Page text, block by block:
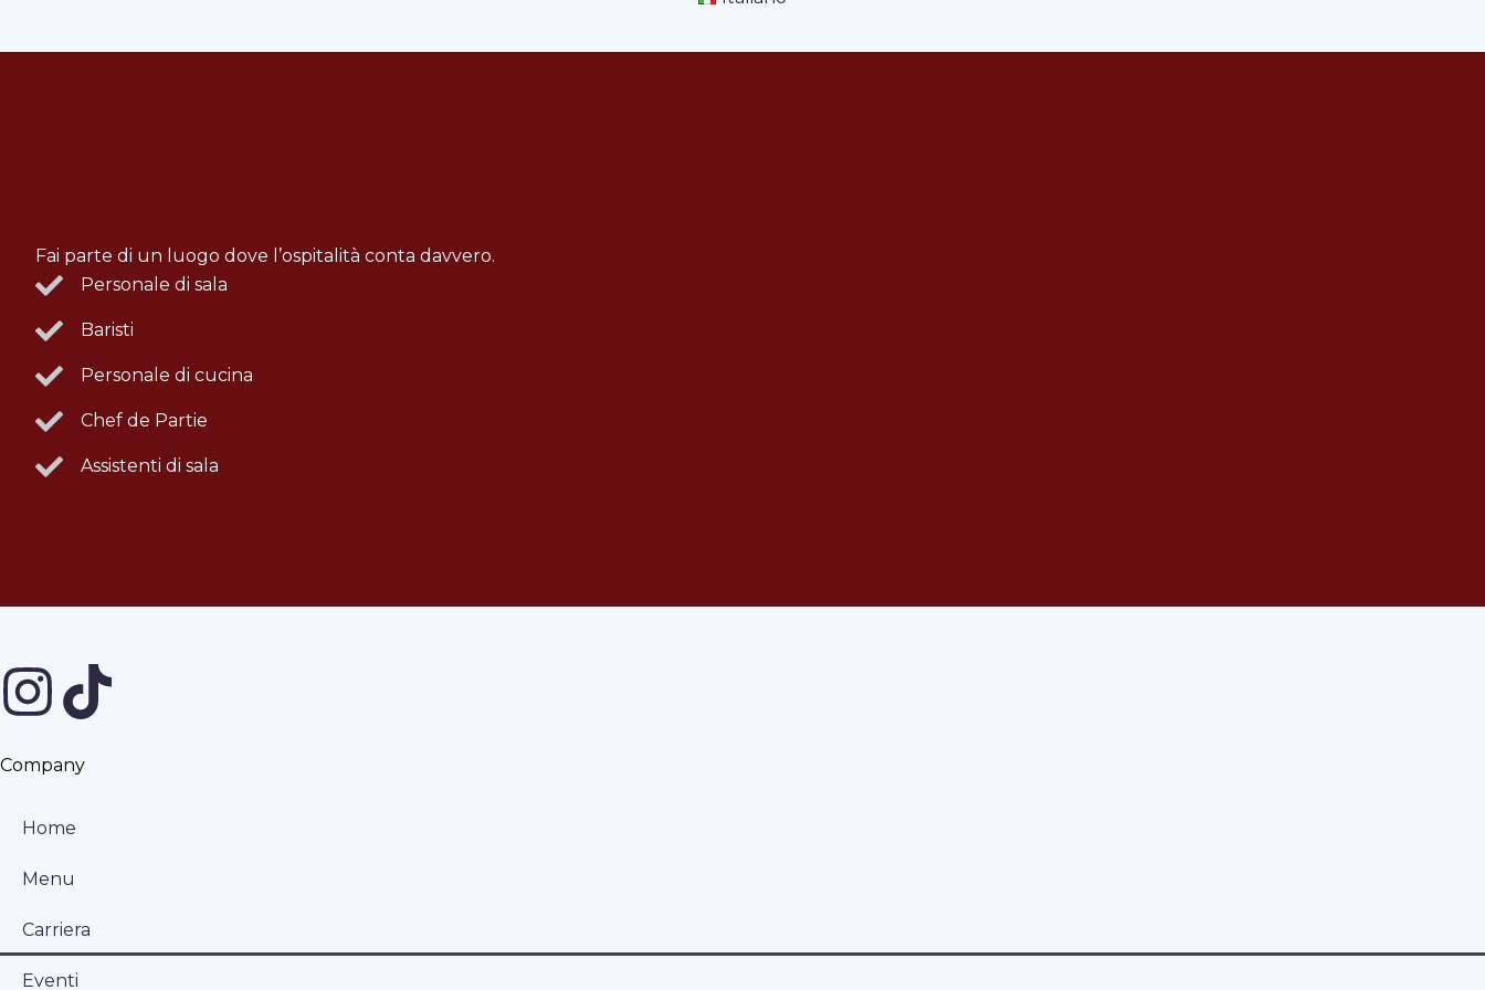
Fai parte di un luogo dove l’ospitalità conta davvero.
Personale di sala
Baristi
Personale di cucina
Chef de Partie
Assistenti di sala
Company
Home
Menu
Carriera
Eventi